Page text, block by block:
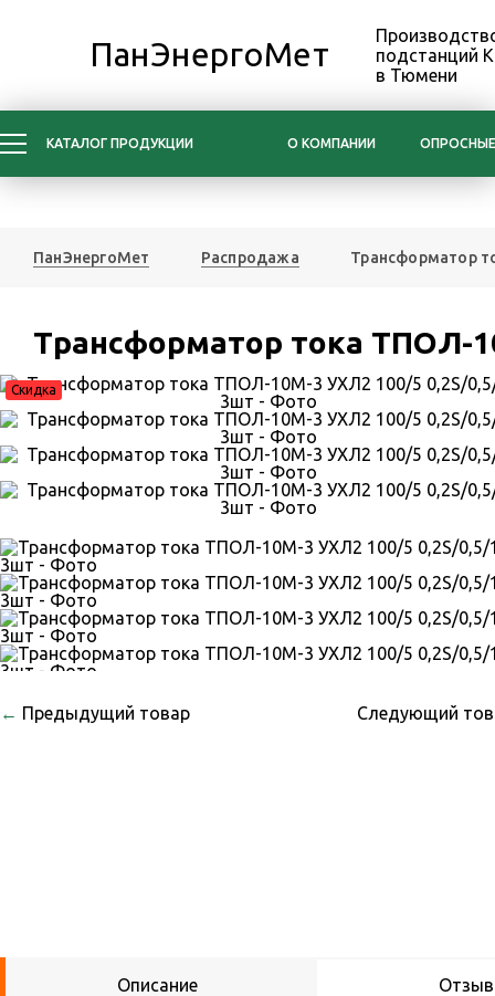
ПанЭнергоМет
подстанций
в Тюмени
КАТАЛОГ ПРОДУКЦИИ О КОМПАНИИ
ПанЭнергоМет Распродажа Трансформатор
Трансформатор тока ТПОЛ-
Скидка
← Предыдущий товар Следующий
Описание